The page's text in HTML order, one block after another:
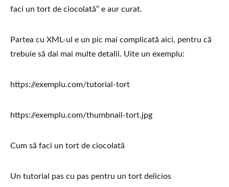
faci un tort de ciocolată” e aur curat.
Partea cu XML-ul e un pic mai complicată aici, pentru că
trebuie să dai mai multe detalii. Uite un exemplu:
https://exemplu.com/tutorial-tort
https://exemplu.com/thumbnail-tort.jpg
Cum să faci un tort de ciocolată
Un tutorial pas cu pas pentru un tort delicios